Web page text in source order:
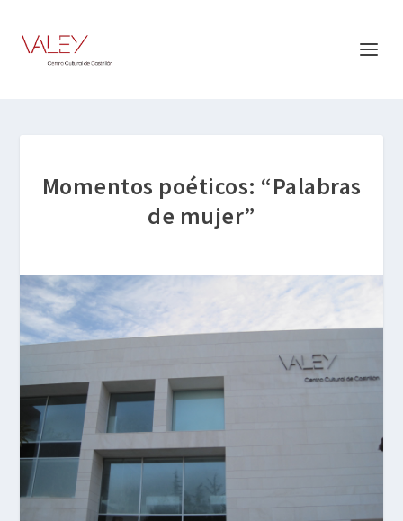
Momentos poéticos: “Palabras
de mujer”